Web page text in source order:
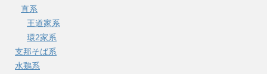
直系
王道家系
環2家系
支那そば系
水鶏系